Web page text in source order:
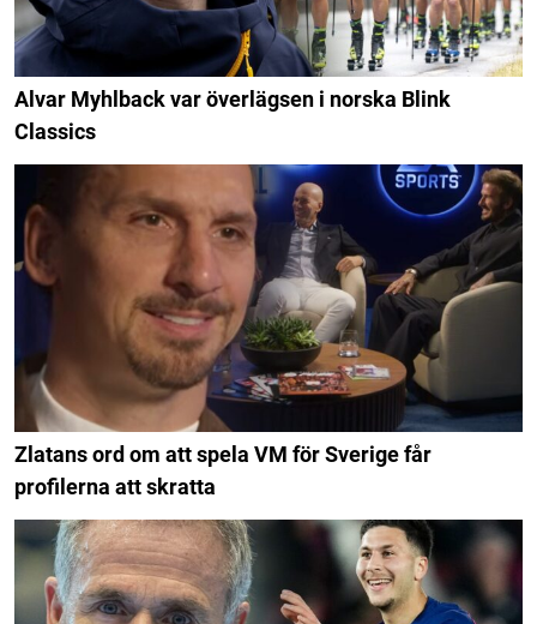
Alvar Myhlback var överlägsen i norska Blink
Classics
Zlatans ord om att spela VM för Sverige får
profilerna att skratta